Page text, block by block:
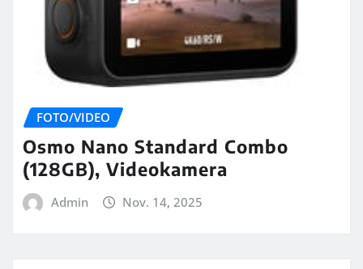
FOTO/VIDEO
Osmo Nano Standard Combo
(128GB), Videokamera
Admin Nov. 14, 2025